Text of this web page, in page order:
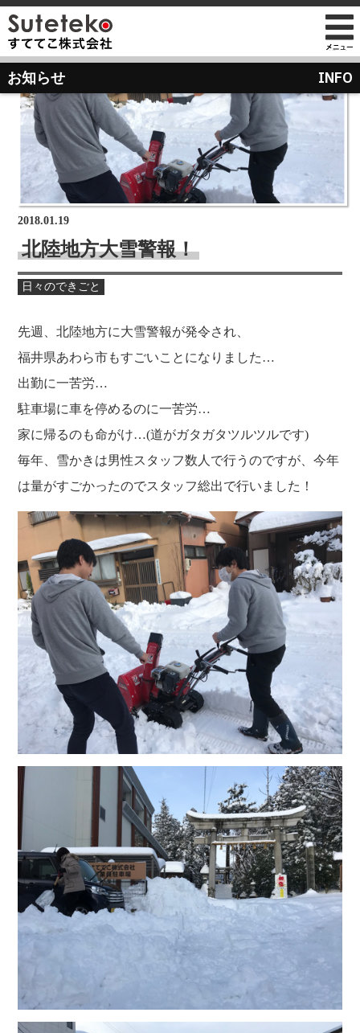
会社のこれまでとこれから
講演の依頼について
M&Aのご提案について
店舗のご案内
経営理念と使命
組織図
沿革
経営方針
過去の経営方針
取り組み
通販事業
自社PB製造販売事業
地域向け学生服販売
お知らせ
菊川 亜由美
パート採用
周辺施設のご案内
President greeting
Company Information
Corporate philosophy
History
Retail business
Private brand products
Wholesale
Seeking new supplier
社长致辞及介绍
公司概要
企业理念
沿革
零售业
自有品牌产品
批发的
募集制造公司
お知らせ INFO
2018.01.19
北陸地方大雪警報！
日々のできごと
先週、北陸地方に大雪警報が発令され、
福井県あわら市もすごいことになりました…
出勤に一苦労…
駐車場に車を停めるのに一苦労…
家に帰るのも命がけ…(道がガタガタツルツルです)
毎年、雪かきは男性スタッフ数人で行うのですが、今年
は量がすごかったのでスタッフ総出で行いました！